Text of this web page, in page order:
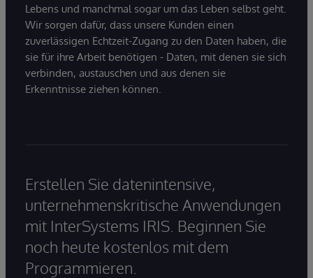
Lebens und manchmal sogar um das Leben selbst geht.
Wir sorgen dafür, dass unsere Kunden einen
zuverlässigen Echtzeit-Zugang zu den Daten haben, die
sie für ihre Arbeit benötigen - Daten, mit denen sie sich
verbinden, austauschen und aus denen sie
Erkenntnisse ziehen können.
Erstellen Sie datenintensive,
unternehmenskritische Anwendungen
mit InterSystems IRIS. Beginnen Sie
noch heute kostenlos mit dem
Programmieren.